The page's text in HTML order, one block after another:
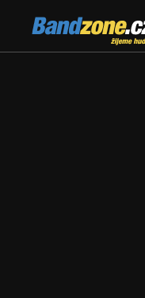
Bandzone.cz
žijeme hudbou